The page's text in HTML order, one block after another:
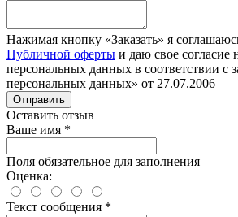
Нажимая кнопку «Заказать» я
Публичной оферты и даю свое согласие
персональных данных в соответствии
персональных данных» от 27.07.2006
Отправить
Оставить отзыв
Ваше имя *
Поля обязательное для заполнения
Оценка:
Текст сообщения *